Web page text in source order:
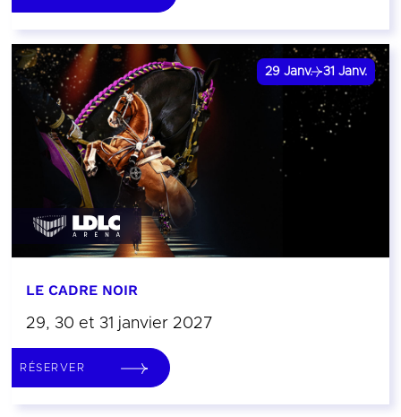
29 Janv. 31 Janv.
LE CADRE NOIR
29, 30 et 31 janvier 2027
RÉSERVER